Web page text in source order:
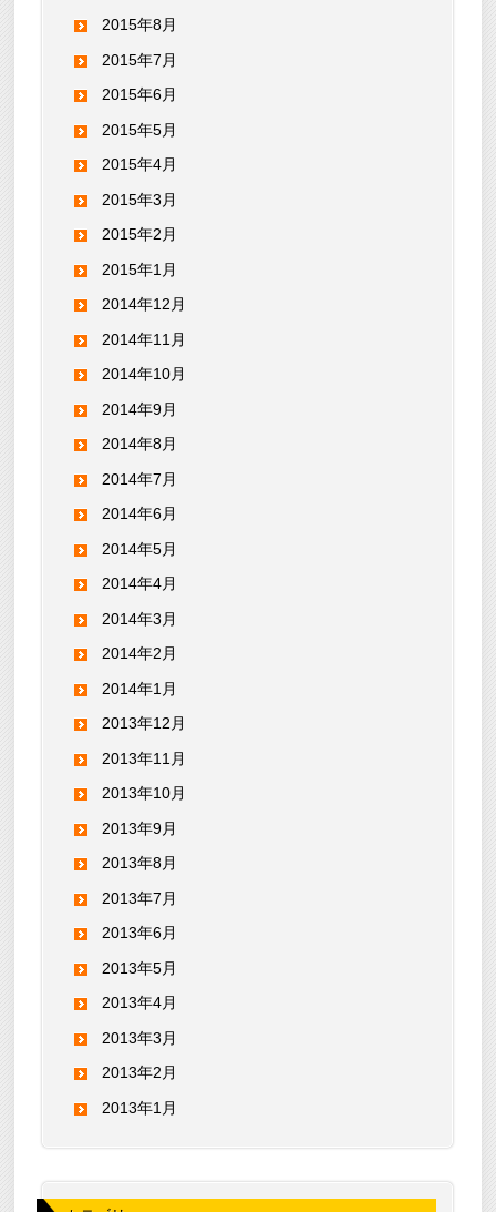
2015年8月
2015年7月
2015年6月
2015年5月
2015年4月
2015年3月
2015年2月
2015年1月
2014年12月
2014年11月
2014年10月
2014年9月
2014年8月
2014年7月
2014年6月
2014年5月
2014年4月
2014年3月
2014年2月
2014年1月
2013年12月
2013年11月
2013年10月
2013年9月
2013年8月
2013年7月
2013年6月
2013年5月
2013年4月
2013年3月
2013年2月
2013年1月